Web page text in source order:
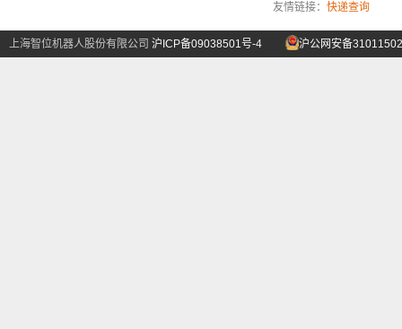
友情链接： 快递查询
上海智位机器人股份有限公司 沪ICP备09038501号-4 沪公网安备